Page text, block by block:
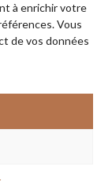
à enrichir votre
Vous
de vos données
0,00$